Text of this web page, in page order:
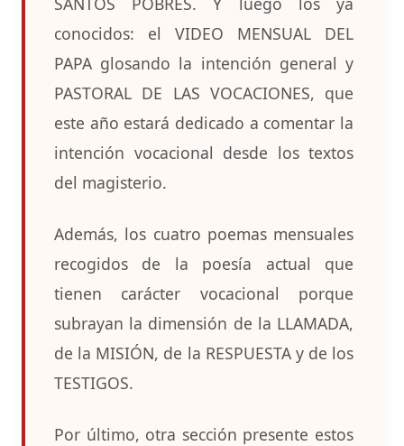
conocidos: el VIDEO MENSUAL DEL
PAPA glosando la intención general y
PASTORAL DE LAS VOCACIONES, que
este año estará dedicado a comentar la
intención vocacional desde los textos
del magisterio.
Además, los cuatro poemas mensuales
recogidos de la poesía actual que
tienen carácter vocacional porque
subrayan la dimensión de la LLAMADA,
de la MISIÓN, de la RESPUESTA y de los
TESTIGOS.
Por último, otra sección presente estos